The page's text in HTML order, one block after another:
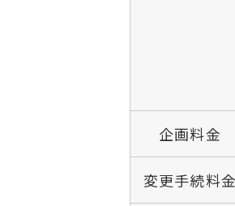
企画料金
変更手続料金